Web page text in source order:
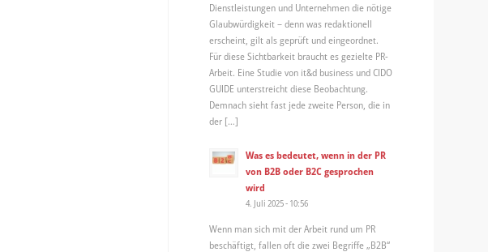
Dienstleistungen und Unternehmen die nötige
Glaubwürdigkeit – denn was redaktionell
erscheint, gilt als geprüft und eingeordnet.
Für diese Sichtbarkeit braucht es gezielte PR-
Arbeit. Eine Studie von it&d business und CIDO
GUIDE unterstreicht diese Beobachtung.
Demnach sieht fast jede zweite Person, die in
der […]
Was es bedeutet, wenn in der PR
von B2B oder B2C gesprochen
wird
4. Juli 2025 - 10:56
Wenn man sich mit der Arbeit rund um PR
beschäftigt, fallen oft die zwei Begriffe „B2B“